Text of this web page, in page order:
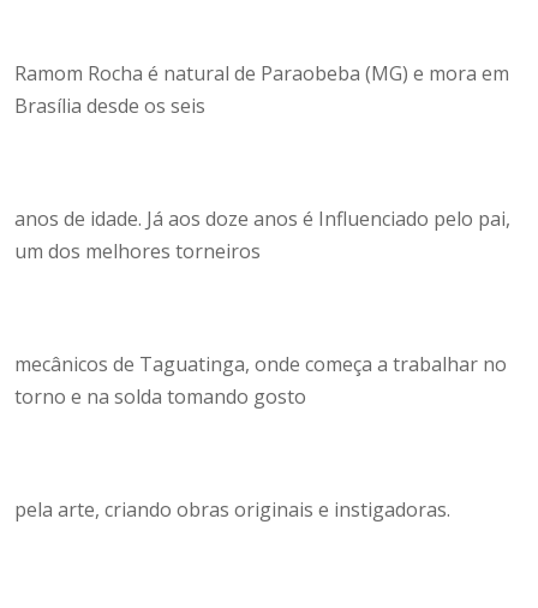
Ramom Rocha é natural de Paraobeba (MG) e mora em
Brasília desde os seis
anos de idade. Já aos doze anos é Influenciado pelo pai,
um dos melhores torneiros
mecânicos de Taguatinga, onde começa a trabalhar no
torno e na solda tomando gosto
pela arte, criando obras originais e instigadoras.